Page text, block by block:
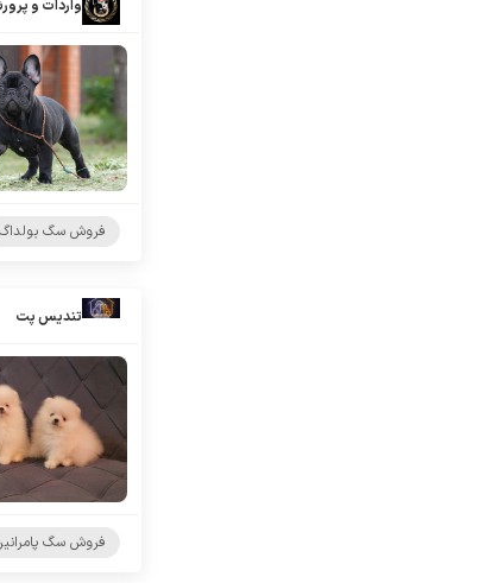
واردات و
فروش سگ بولداگ
تندیس پت
فروش سگ